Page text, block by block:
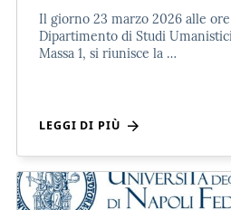
Il giorno 23 marzo 2026 alle
Dipartimento di Studi
Massa 1, si riunisce la …
LEGGI DI PIÙ